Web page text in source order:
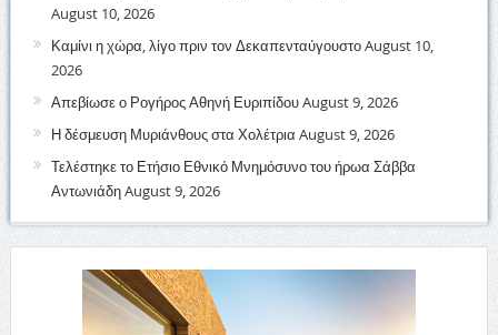
August 10, 2026
Καμίνι η χώρα, λίγο πριν τον ΔεκαπενταύγουστοAugust 10,
2026
Απεβίωσε ο Ρογήρος Αθηνή ΕυριπίδουAugust 9, 2026
Η δέσμευση Μυριάνθους στα Χολέτρια August 9, 2026
Τελέστηκε το Ετήσιο Εθνικό Μνημόσυνο του ήρωα Σάββα
ΑντωνιάδηAugust 9, 2026